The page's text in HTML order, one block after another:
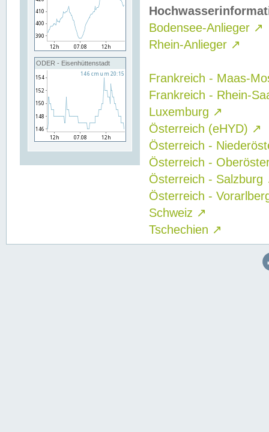
ODER - Eisenhüttenstadt
Bodensee-Anlieger ↗
Rhein-Anlieger ↗
Frankreich - Maas-
Frankreich - Rhein-
Luxemburg ↗
Österreich (eHYD) ↗
Österreich -
Österreich -
Österreich - Salzburg
Österreich -
Schweiz ↗
Tschechien ↗